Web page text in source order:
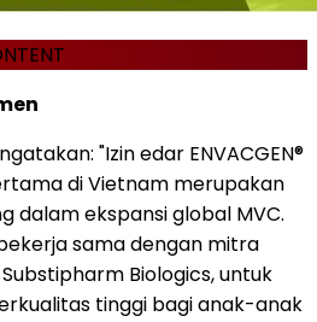
"Izin edar ENVACGEN®
di Vietnam merupakan
dalam ekspansi global MVC.
sama dengan mitra
Biologics, untuk
tinggi bagi anak-anak